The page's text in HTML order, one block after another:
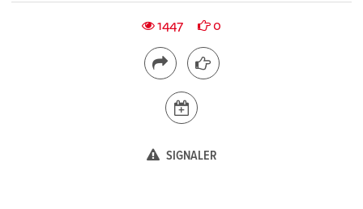
1447 0
SIGNALER